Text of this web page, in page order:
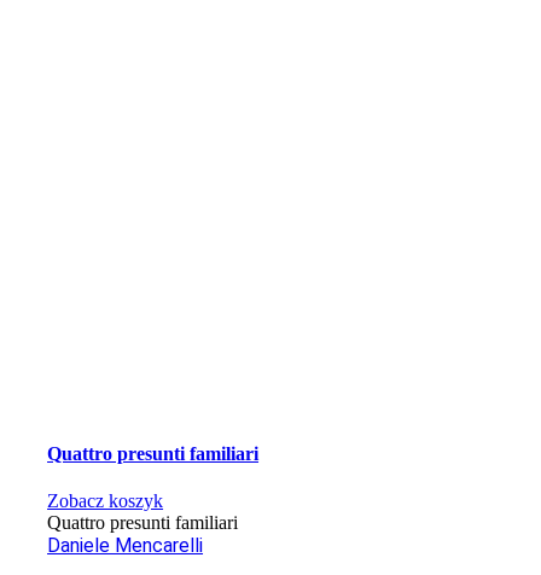
Quattro presunti familiari
Zobacz koszyk
Quattro presunti familiari
Daniele Mencarelli